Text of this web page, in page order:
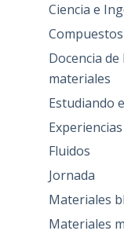
Ciencia e
Compuestos
Docencia
materiales
Estudiando
Fluidos
Jornada
Materiales
Materiales